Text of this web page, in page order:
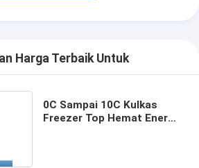
Harga Terbaik Untuk
0C Sampai 10C Kulkas
Freezer Top Hemat Energi